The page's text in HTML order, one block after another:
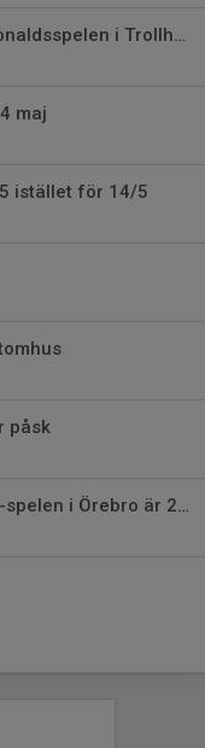
Sista anmälningsdag till McDonaldsspelen i Trollhättan är idag 15/5
maj
istället för 14/5
påsk
Sista anmälningsdag till Mars-spelen i Örebro är 22 mars